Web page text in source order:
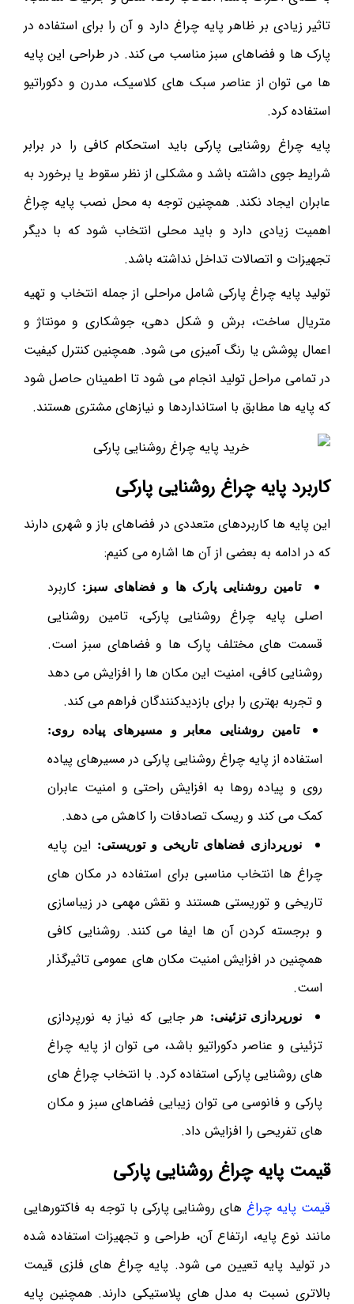
تاثیر زیادی بر ظاهر پایه چراغ دارد و آن را برای استفاده در
پارک ها و فضاهای سبز مناسب می کند. در طراحی این پایه
ها می توان از عناصر سبک های کلاسیک، مدرن و دکوراتیو
استفاده کرد.
پایه چراغ روشنایی پارکی باید استحکام کافی را در برابر
شرایط جوی داشته باشد و مشکلی از نظر سقوط یا برخورد به
عابران ایجاد نکند. همچنین توجه به محل نصب پایه چراغ
اهمیت زیادی دارد و باید محلی انتخاب شود که با دیگر
تجهیزات و اتصالات تداخل نداشته باشد.
تولید پایه چراغ پارکی شامل مراحلی از جمله انتخاب و تهیه
متریال ساخت، برش و شکل دهی، جوشکاری و مونتاژ و
اعمال پوشش یا رنگ آمیزی می شود. همچنین کنترل کیفیت
در تمامی مراحل تولید انجام می‌ شود تا اطمینان حاصل شود
که پایه ‌ها مطابق با استانداردها و نیازهای مشتری هستند.
کاربرد پایه چراغ روشنایی پارکی
این پایه ها کاربردهای متعددی در فضاهای باز و شهری دارند
که در ادامه به بعضی از آن ها اشاره می کنیم:
تامین روشنایی پارک ها و فضاهای سبز: کاربرد
اصلی پایه چراغ روشنایی پارکی، تامین روشنایی
قسمت های مختلف پارک ها و فضاهای سبز است.
روشنایی کافی، امنیت این مکان ها را افزایش می دهد
و تجربه بهتری را برای بازدیدکنندگان فراهم می کند.
تامین روشنایی معابر و مسیرهای پیاده روی:
استفاده از پایه چراغ روشنایی پارکی در مسیرهای پیاده
روی و پیاده روها به افزایش راحتی و امنیت عابران
کمک می کند و ریسک تصادفات را کاهش می دهد.
نورپردازی فضاهای تاریخی و توریستی: این پایه
چراغ ها انتخاب مناسبی برای استفاده در مکان های
تاریخی و توریستی هستند و نقش مهمی در زیباسازی
و برجسته کردن آن ها ایفا می کنند. روشنایی کافی
همچنین در افزایش امنیت مکان های عمومی تاثیرگذار
است.
نورپردازی تزئینی: هر جایی که نیاز به نورپردازی
تزئینی و عناصر دکوراتیو باشد، می توان از پایه چراغ
های روشنایی پارکی استفاده کرد. با انتخاب چراغ های
پارکی و فانوسی می توان زیبایی فضاهای سبز و مکان
های تفریحی را افزایش داد.
قیمت پایه چراغ روشنایی پارکی
قیمت پایه چراغهای روشنایی پارکی با توجه به فاکتورهایی
مانند نوع پایه، ارتفاع آن، طراحی و تجهیزات استفاده شده
در تولید پایه تعیین می شود. پایه چراغ های فلزی قیمت
بالاتری نسبت به مدل های پلاستیکی دارند. همچنین پایه